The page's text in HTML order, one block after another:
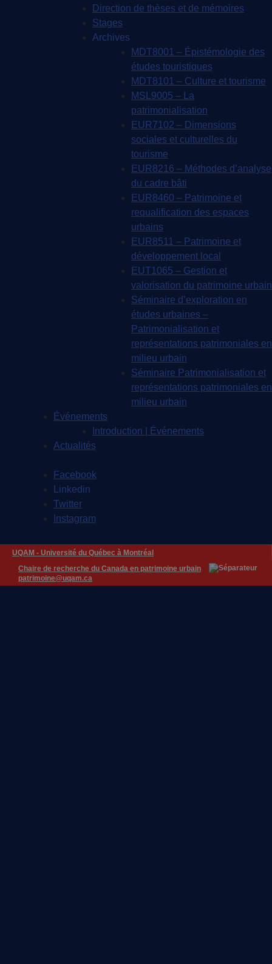
Direction de thèses et de mémoires
Stages
Archives
MDT8001 – Épistémologie des
études touristiques
MDT8101 – Culture et tourisme
MSL9005 – La
patrimonialisation
EUR7102 – Dimensions
sociales et culturelles du
tourisme
EUR8216 – Méthodes d’analyse
du cadre bâti
EUR8460 – Patrimoine et
requalification des espaces
urbains
EUR8511 – Patrimoine et
développement local
EUT1065 – Gestion et
valorisation du patrimoine urbain
Séminaire d’exploration en
études urbaines –
Patrimonialisation et
représentations patrimoniales en
milieu urbain
Séminaire Patrimonialisation et
représentations patrimoniales en
milieu urbain
Événements
Introduction | Événements
Actualités
Facebook
Linkedin
Twitter
Instagram
UQAM - Université du Québec à Montréal
Chaire de recherche du Canada en patrimoine urbain
patrimoine@uqam.ca